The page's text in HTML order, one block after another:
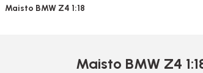
Maisto BMW Z4 1:18
Maisto BMW Z4